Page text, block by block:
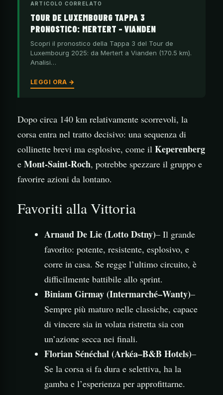
ARTICOLO CORRELATO
TOUR DE LUXEMBOURG TAPPA 3
PRONOSTICO: MERTERT – VIANDEN
Scopri il pronostico della Tappa 3 del Tour de
Luxembourg 2025: da Mertert a Vianden (170.5 km).
Analisi…
LEGGI ORA →
Dopo circa 140 km relativamente scorrevoli, la
corsa entra nel tratto decisivo: una sequenza di
collinette brevi ma esplosive, come il Keperenberg
e Mont-Saint-Roch, potrebbe spezzare il gruppo e
favorire azioni da lontano.
Favoriti alla Vittoria
Arnaud De Lie (Lotto Dstny)– Il grande
favorito: potente, resistente, esplosivo, e
corre in casa. Se regge l’ultimo circuito, è
difficilmente battibile allo sprint.
Biniam Girmay (Intermarché–Wanty)–
Sempre più maturo nelle classiche, capace
di vincere sia in volata ristretta sia con
un’azione secca nei finali.
Florian Sénéchal (Arkéa–B&B Hotels)–
Se la corsa si fa dura e selettiva, ha la
gamba e l’esperienza per approfittarne.